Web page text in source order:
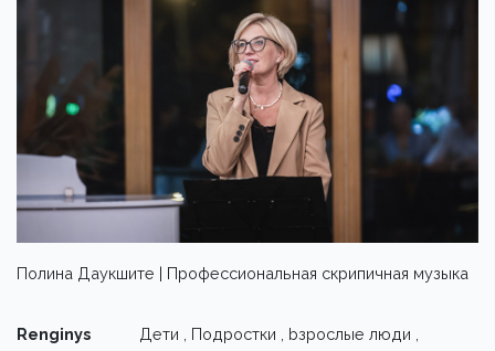
Полина Даукшите | Профессиональная скрипичная музыка
Renginys
Дети , Подростки , bзрослые люди ,